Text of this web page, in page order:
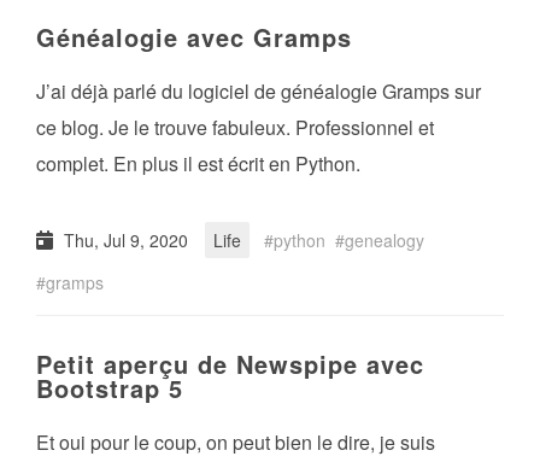
Généalogie avec Gramps
J’ai déjà parlé du logiciel de généalogie Gramps sur
ce blog. Je le trouve fabuleux. Professionnel et
complet. En plus il est écrit en Python.
Thu, Jul 9, 2020 Life python
genealogy
gramps
Petit aperçu de Newspipe avec
Bootstrap 5
Et oui pour le coup, on peut bien le dire, je suis